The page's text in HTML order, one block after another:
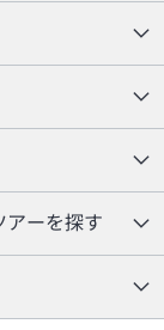
アーを探す